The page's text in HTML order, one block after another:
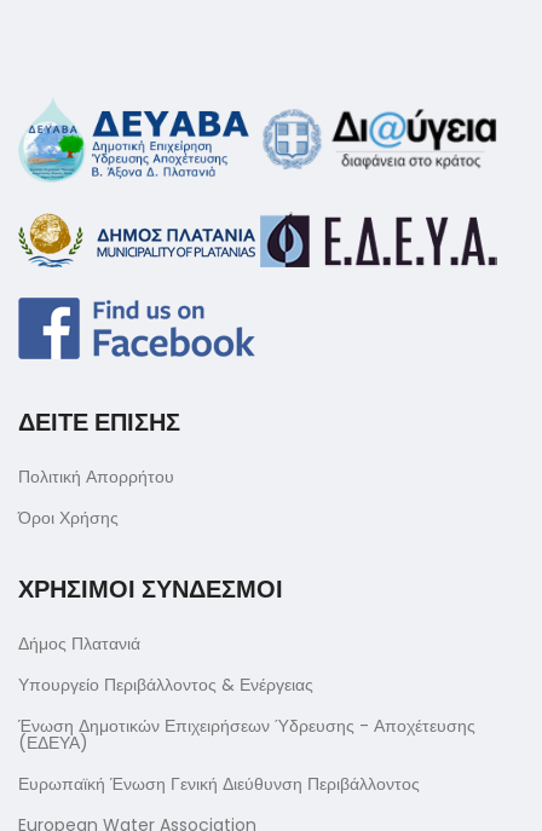
ΔΕΙΤΕ ΕΠΙΣΗΣ
Πολιτική Απορρήτου
Όροι Χρήσης
ΧΡΗΣΙΜΟΙ ΣΥΝΔΕΣΜΟΙ
Δήμος Πλατανιά
Υπουργείο Περιβάλλοντος & Ενέργειας
Ένωση Δημοτικών Επιχειρήσεων Ύδρευσης - Αποχέτευσης
(ΕΔΕΥΑ)
Ευρωπαϊκή Ένωση Γενική Διεύθυνση Περιβάλλοντος
European Water Association